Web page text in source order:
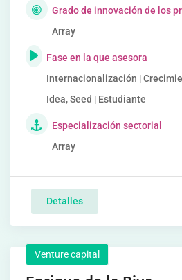
Grado de innovación de los
Array
Fase en la que asesora
Internacionalización |
Idea, Seed | Estudiante
Especialización sectorial
Array
Detalles
Venture capital